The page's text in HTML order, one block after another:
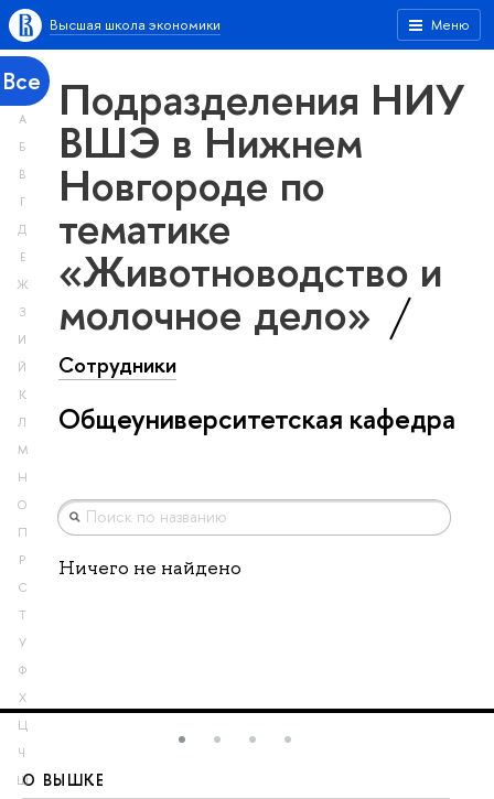
Меню
Высшая школа экономики
Все
А
Б
В
Г
Д
Е
Ж
З
И
Й
К
Л
М
Н
О
П
Р
С
Т
У
Ф
Х
Ц
Ч
Ш
Подразделения НИУ
ВШЭ в Нижнем
Новгороде по
тематике
«Животноводство и
молочное дело»
Сотрудники
Общеуниверситетская кафедра
Ничего не найдено
О ВЫШКЕ